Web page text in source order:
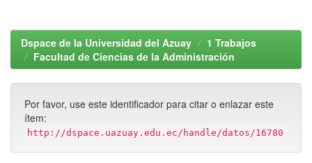
Dspace de la Universidad del Azuay
1 Trabajos
Facultad de Ciencias de la Administración
Por favor, use este identificador para citar o enlazar este
ítem:
http://dspace.uazuay.edu.ec/handle/datos/16780